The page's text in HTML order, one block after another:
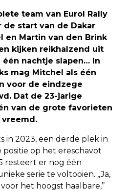
team van Eurol Rally
de start van de Dakar
en Martin van den Brink
kijken reikhalzend uit
één nachtje slapen… In
mag Mitchel als één
voor de eindzege
Dat de 23-jarige
van de grote favorieten
in 2023, een derde plek in
op het ereschavot
resteert er nog één
serie te voltooien. ,,Ja,
het hoogst haalbare,’’